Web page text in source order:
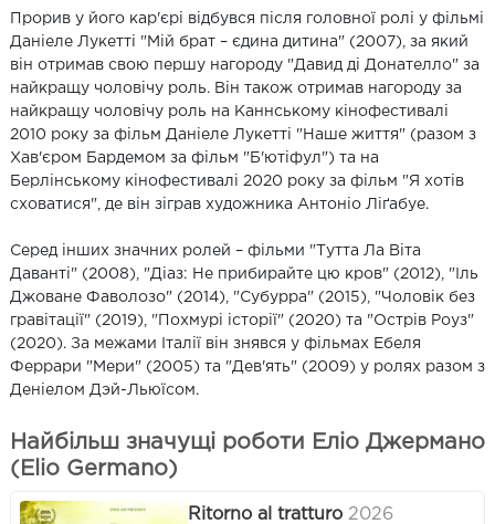
Прорив у його кар'єрі відбувся після головної ролі у фільмі
Даніеле Лукетті "Мій брат – єдина дитина" (2007), за який
він отримав свою першу нагороду "Давид ді Донателло" за
найкращу чоловічу роль. Він також отримав нагороду за
найкращу чоловічу роль на Каннському кінофестивалі
2010 року за фільм Даніеле Лукетті "Наше життя" (разом з
Хав'єром Бардемом за фільм "Б'ютіфул") та на
Берлінському кінофестивалі 2020 року за фільм "Я хотів
сховатися", де він зіграв художника Антоніо Ліґабуе.
Серед інших значних ролей – фільми "Тутта Ла Віта
Даванті" (2008), "Діаз: Не прибирайте цю кров" (2012), "Іль
Джоване Фаволозо" (2014), "Субурра" (2015), "Чоловік без
гравітації" (2019), "Похмурі історії" (2020) та "Острів Роуз"
(2020). За межами Італії він знявся у фільмах Ебеля
Феррари "Мери" (2005) та "Дев'ять" (2009) у ролях разом з
Деніелом Дэй-Льюїсом.
Найбільш значущі роботи Еліо Джермано
(Elio Germano)
Ritorno al tratturo 2026